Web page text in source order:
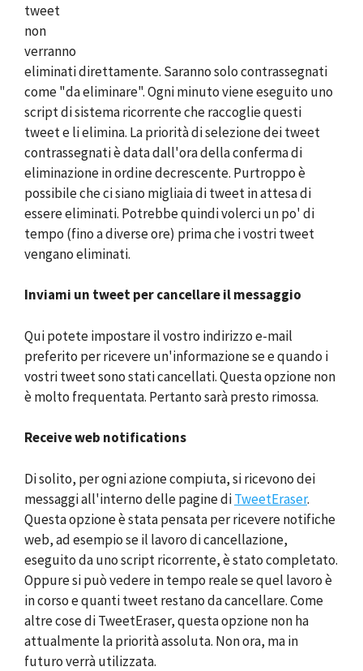
tweet
non
verranno
eliminati direttamente. Saranno solo contrassegnati
come "da eliminare". Ogni minuto viene eseguito uno
script di sistema ricorrente che raccoglie questi
tweet e li elimina. La priorità di selezione dei tweet
contrassegnati è data dall'ora della conferma di
eliminazione in ordine decrescente. Purtroppo è
possibile che ci siano migliaia di tweet in attesa di
essere eliminati. Potrebbe quindi volerci un po' di
tempo (fino a diverse ore) prima che i vostri tweet
vengano eliminati.
Inviami un tweet per cancellare il messaggio
Qui potete impostare il vostro indirizzo e-mail
preferito per ricevere un'informazione se e quando i
vostri tweet sono stati cancellati. Questa opzione non
è molto frequentata. Pertanto sarà presto rimossa.
Receive web notifications
Di solito, per ogni azione compiuta, si ricevono dei
messaggi all'interno delle pagine diTweetEraser.
Questa opzione è stata pensata per ricevere notifiche
web, ad esempio se il lavoro di cancellazione,
eseguito da uno script ricorrente, è stato completato.
Oppure si può vedere in tempo reale se quel lavoro è
in corso e quanti tweet restano da cancellare. Come
altre cose di TweetEraser, questa opzione non ha
attualmente la priorità assoluta. Non ora, ma in
futuro verrà utilizzata.